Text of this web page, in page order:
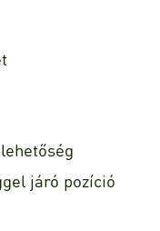
járó pozíció